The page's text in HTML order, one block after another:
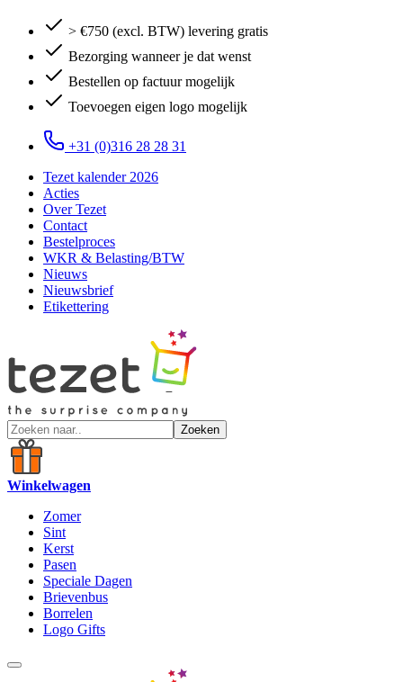
> €750 (excl. BTW) levering gratis
Bezorging wanneer je dat wenst
Bestellen op factuur mogelijk
Toevoegen eigen logo mogelijk
+31 (0)316 28 28 31
Tezet kalender 2026
Acties
Over Tezet
Contact
Bestelproces
WKR & Belasting/BTW
Nieuws
Nieuwsbrief
Etikettering
Zoeken
Winkelwagen
Zomer
Sint
Kerst
Pasen
Speciale Dagen
Brievenbus
Borrelen
Logo Gifts